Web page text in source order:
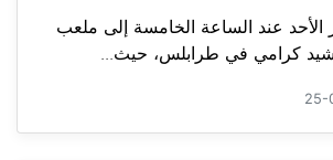
الأحد عند الساعة الخامسة إلى ملعب
كرامي في طرابلس، حيث...
25-